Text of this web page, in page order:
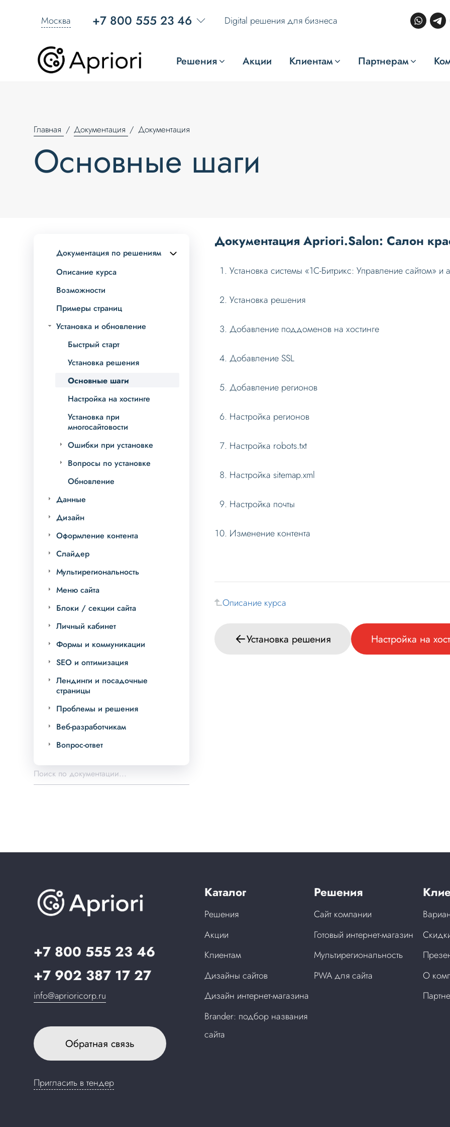
Москва +7 800 555 23 46 Digital решения для бизнеса
Решения Акции Клиентам Партнерам
Главная Документация Документация
Основные шаги
Документация по решениям
Описание курса
Возможности
Примеры страниц
Установка и обновление
Быстрый старт
Установка решения
Основные шаги
Настройка на хостинге
Установка при
многосайтовости
Ошибки при установке
Вопросы по установке
Обновление
Данные
Дизайн
Оформление контента
Слайдер
Мультирегиональность
Меню сайта
Блоки / секции сайта
Личный кабинет
Формы и коммуникации
SEO и оптимизация
Лендинги и посадочные
страницы
Проблемы и решения
Веб-разработчикам
Вопрос-ответ
Документация Apriori.Salon: Салон
Установка системы «1С-Битрикс: Управление сайтом» и
Установка решения
Добавление поддоменов на хостинге
Добавление SSL
Добавление регионов
Настройка регионов
Настройка robots.txt
Настройка sitemap.xml
Настройка почты
Изменение контента
Описание курса
Установка решения Настройка на
+7 800 555 23 46
+7 902 387 17 27
info@aprioricorp.ru
Обратная связь
Пригласить в тендер
Каталог
Решения
Акции
Клиентам
Дизайны сайтов
Дизайн интернет-магазина
Brander: подбор названия
сайта
Решения
Сайт компании
Готовый интернет-магазин
Мультирегиональность
PWA для сайта
О